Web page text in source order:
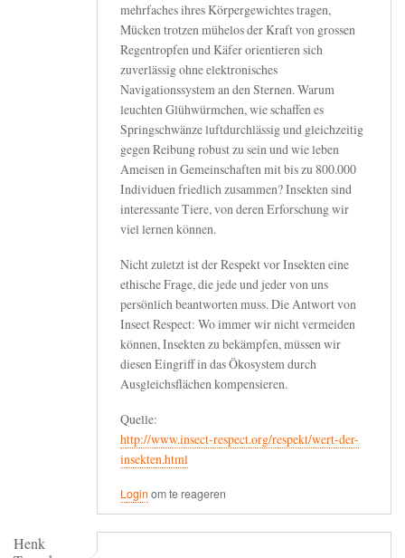
mehrfaches ihres Körpergewichtes tragen,
Mücken trotzen mühelos der Kraft von grossen
Regentropfen und Käfer orientieren sich
zuverlässig ohne elektronisches
Navigationssystem an den Sternen. Warum
leuchten Glühwürmchen, wie schaffen es
Springschwänze luftdurchlässig und gleichzeitig
gegen Reibung robust zu sein und wie leben
Ameisen in Gemeinschaften mit bis zu 800.000
Individuen friedlich zusammen? Insekten sind
interessante Tiere, von deren Erforschung wir
viel lernen können.
Nicht zuletzt ist der Respekt vor Insekten eine
ethische Frage, die jede und jeder von uns
persönlich beantworten muss. Die Antwort von
Insect Respect: Wo immer wir nicht vermeiden
können, Insekten zu bekämpfen, müssen wir
diesen Eingriff in das Ökosystem durch
Ausgleichsflächen kompensieren.
Quelle:
http://www.insect-respect.org/respekt/wert-der-
insekten.html
Login om te reageren
Henk